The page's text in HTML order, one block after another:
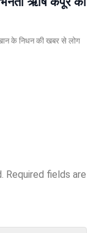
के निधन की खबर से लोग
Required fields are